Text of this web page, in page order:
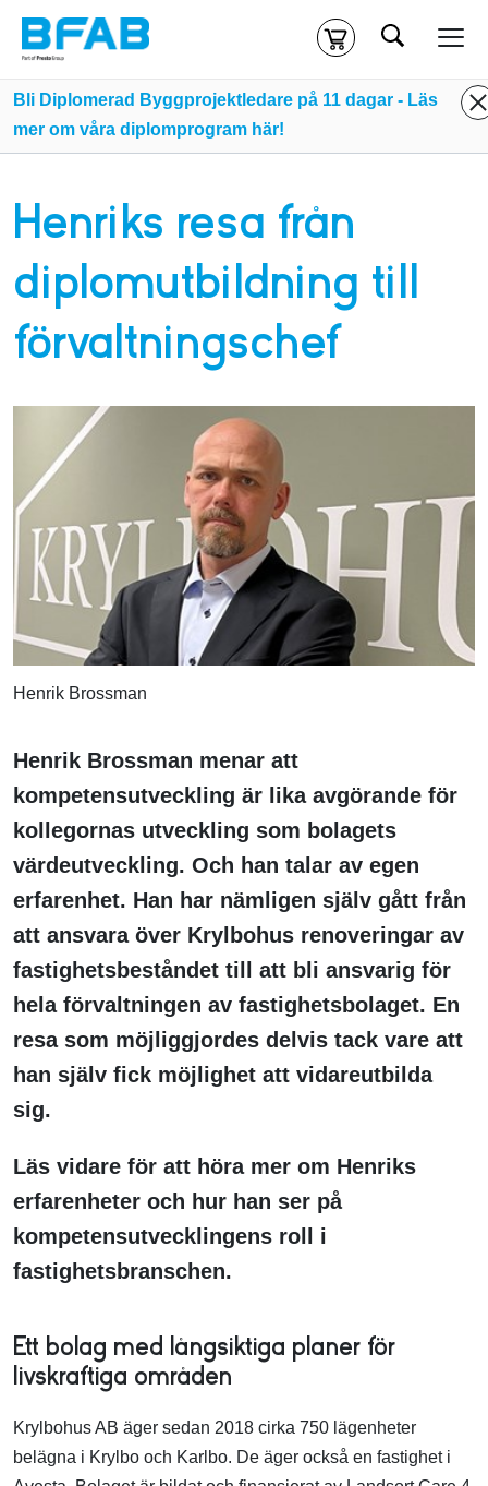
Kassa
Klicka härför att komma till alla tillgängliga onlinekurser.
Sök
Bli Diplomerad Byggprojektledare på 11 dagar - Läs
mer om våra diplomprogram här!
Henriks resa från
diplomutbildning till
förvaltningschef
Henrik Brossman
Henrik Brossman menar att
kompetensutveckling är lika avgörande för
kollegornas utveckling som bolagets
värdeutveckling. Och han talar av egen
erfarenhet. Han har nämligen själv gått från
att ansvara över Krylbohus renoveringar av
fastighetsbeståndet till att bli ansvarig för
hela förvaltningen av fastighetsbolaget. En
resa som möjliggjordes delvis tack vare att
han själv fick möjlighet att vidareutbilda
sig.
Läs vidare för att höra mer om Henriks
erfarenheter och hur han ser på
kompetensutvecklingens roll i
fastighetsbranschen.​
Ett bolag med långsiktiga planer för
livskraftiga områden
Krylbohus AB äger sedan 2018 cirka 750 lägenheter
belägna i Krylbo och Karlbo. De äger också en fastighet i